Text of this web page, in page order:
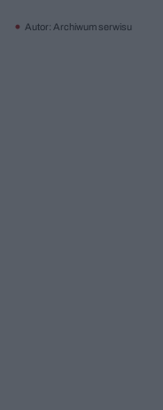
Autor: Archiwum serwisu